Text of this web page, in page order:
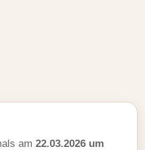
am 22.03.2026 um